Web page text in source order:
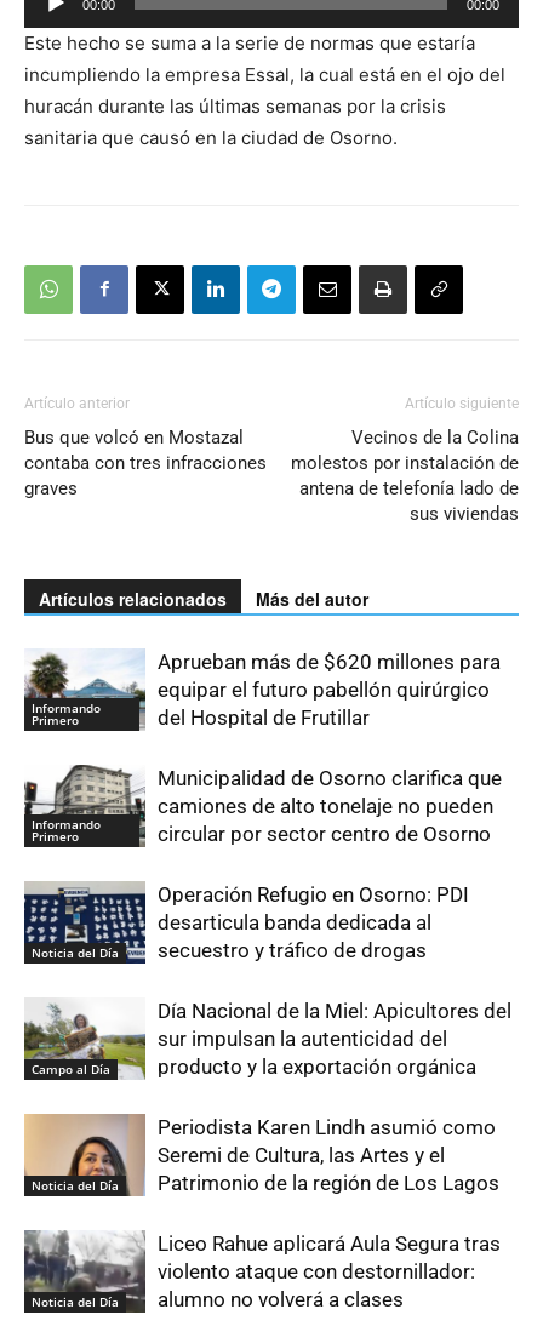
de
audio
00:00 00:00
Este hecho se suma a la serie de normas que estaría
incumpliendo la empresa Essal, la cual está en el ojo del
huracán durante las últimas semanas por la crisis
sanitaria que causó en la ciudad de Osorno.
Artículo anterior
Bus que volcó en Mostazal
contaba con tres infracciones
graves
Artículo siguiente
Vecinos de la Colina
molestos por instalación de
antena de telefonía lado de
sus viviendas
Artículos relacionados Más del autor
Informando
Primero
Aprueban más de $620 millones para
equipar el futuro pabellón quirúrgico
del Hospital de Frutillar
Informando
Primero
Municipalidad de Osorno clarifica que
camiones de alto tonelaje no pueden
circular por sector centro de Osorno
Noticia del Día
Operación Refugio en Osorno: PDI
desarticula banda dedicada al
secuestro y tráfico de drogas
Campo al Día
Día Nacional de la Miel: Apicultores del
sur impulsan la autenticidad del
producto y la exportación orgánica
Noticia del Día
Periodista Karen Lindh asumió como
Seremi de Cultura, las Artes y el
Patrimonio de la región de Los Lagos
Noticia del Día
Liceo Rahue aplicará Aula Segura tras
violento ataque con destornillador:
alumno no volverá a clases